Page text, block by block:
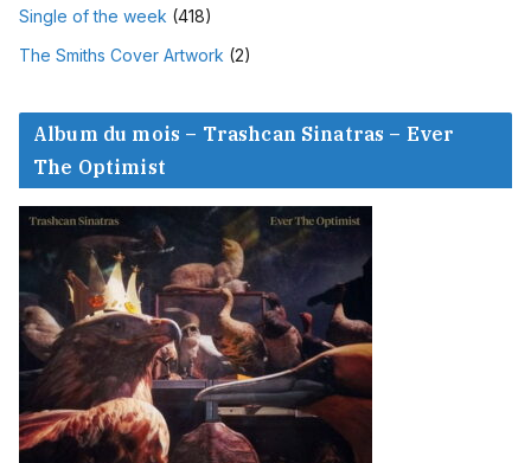
Single of the week (418)
The Smiths Cover Artwork (2)
Album du mois – Trashcan Sinatras – Ever
The Optimist